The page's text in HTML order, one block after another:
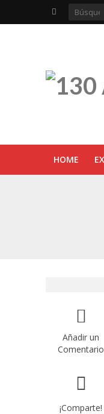
HOME
Añadir un
Comentario
¡Comparte!